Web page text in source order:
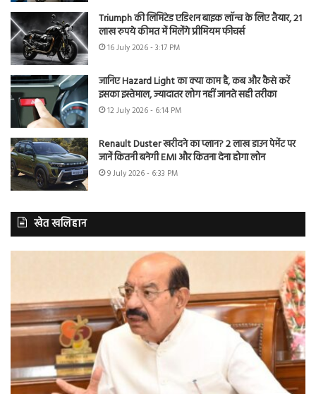
Triumph की लिमिटेड एडिशन बाइक लॉन्च के लिए तैयार, 21
लाख रुपये कीमत में मिलेंगे प्रीमियम फीचर्स
16 July 2026 - 3:17 PM
जानिए Hazard Light का क्या काम है, कब और कैसे करें
इसका इस्तेमाल, ज्यादातर लोग नहीं जानते सही तरीका
12 July 2026 - 6:14 PM
Renault Duster खरीदने का प्लान? 2 लाख डाउन पेमेंट पर
जानें कितनी बनेगी EMI और कितना देना होगा लोन
9 July 2026 - 6:33 PM
खेत खलिहान